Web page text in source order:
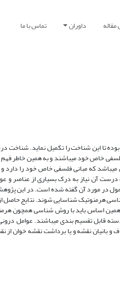
داوران تماس با ما
تا این شناخت را تکمیل نماید. شناخت
خاص خود می­باشند و به همین خاطر فهم
می­باشد که مبانی فلسفی خاص خود را دارد و
آن نیاز به درک بسیاری از عناصر و
در مورد آن گفته شده است. در این
هرمنوتیک شناسایی شوند.نتایج حاصل
اساس باید با روش­ شناسی همچون
قابل تقسیم ­بندی می­باشند. عوامل
و بانیان نقشه و یا برداشت نقشه خوان از